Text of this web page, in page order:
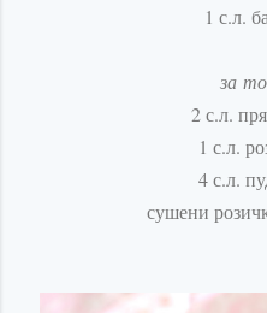
1 с.л.
за
2 с.л.
1 с.л.
4 с.л.
сушени